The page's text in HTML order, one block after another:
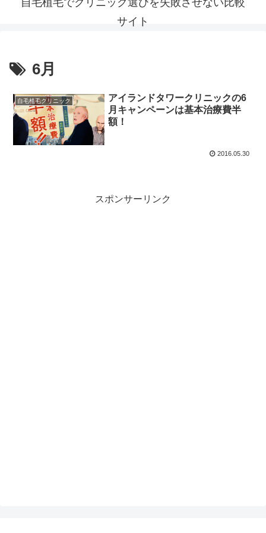
自毛植毛でクリニック選びを失敗させない比較
サイト
6月
自毛植毛クリニック
アイランドタワークリニックの6
月キャンペーンは基本治療費半
額！
2016.05.30
スポンサーリンク